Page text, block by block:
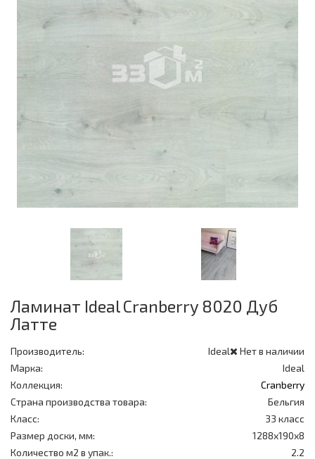
Ламинат Ideal Cranberry 8020 Дуб
Латте
Нет в наличии
Производитель:
Ideal
Марка:
Ideal
Коллекция:
Cranberry
Страна производства товара:
Бельгия
Класс:
33 класс
Размер доски, мм:
1288х190х8
Количество м2 в упак.:
2.2